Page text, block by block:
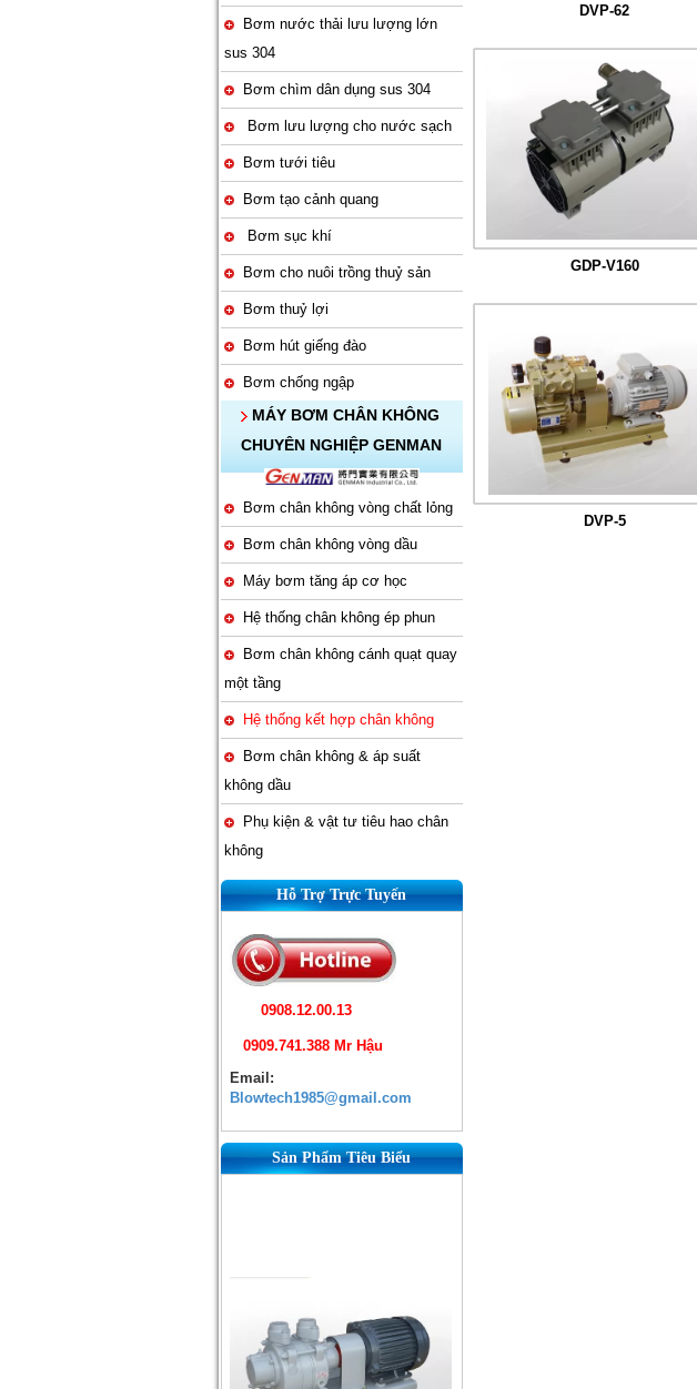
Bơm nước thải lưu lượng lớn
sus 304
Bơm chìm dân dụng sus 304
Bơm lưu lượng cho nước sạch
Bơm tưới tiêu
Bơm tạo cảnh quang
Bơm sục khí
Bơm cho nuôi trồng thuỷ sản
Bơm thuỷ lợi
Bơm hút giếng đào
Bơm chống ngập
MÁY BƠM CHÂN KHÔNG
CHUYÊN NGHIỆP GENMAN
Bơm chân không vòng chất lỏng
Bơm chân không vòng dầu
Máy bơm tăng áp cơ học
Hệ thống chân không ép phun
Bơm chân không cánh quạt quay
một tầng
Hệ thống kết hợp chân không
Bơm chân không & áp suất
không dầu
Phụ kiện & vật tư tiêu hao chân
không
Hỗ Trợ Trực Tuyến
0908.12.00.13
0909.741.388 Mr Hậu
Email:
Blowtech1985@gmail.com
Sản Phẩm Tiêu Biểu
DVP-62
GDP-V160
DVP-5